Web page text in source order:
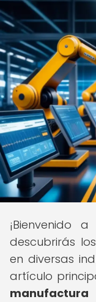
¡Bienvenido
descubrirás
en diversas
artículo